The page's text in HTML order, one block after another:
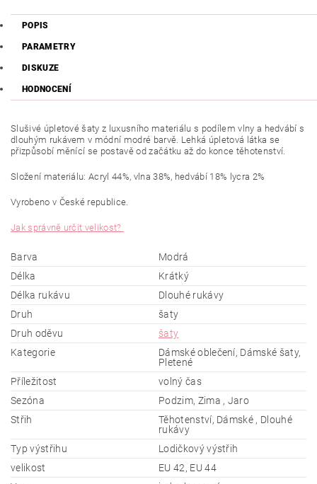
POPIS
PARAMETRY
DISKUZE
HODNOCENÍ
Slušivé úpletové šaty z luxusního materiálu s podílem vlny a hedvábí s
dlouhým rukávem v módní modré barvě. Lehká úpletová látka se
přizpůsobí měnící se postavě od začátku až do konce těhotenství.
Složení materiálu: Acryl 44%, vlna 38%, hedvábí 18% lycra 2%
Vyrobeno v České republice.
Jak správně určit velikost?
Barva
Modrá
Délka
Krátký
Délka rukávu
Dlouhé rukávy
Druh
šaty
Druh oděvu
šaty
Kategorie
Dámské oblečení, Dámské šaty,
Pletené
Příležitost
volný čas
Sezóna
Podzim, Zima , Jaro
Střih
Těhotenství, Dámské , Dlouhé
rukávy
Typ výstřihu
Lodičkový výstřih
velikost
EU 42, EU 44